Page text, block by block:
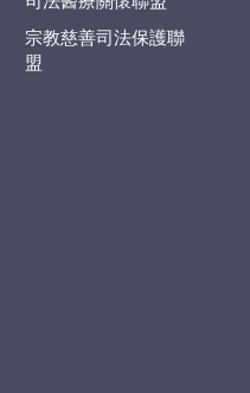
宗教慈善司法保護聯
盟